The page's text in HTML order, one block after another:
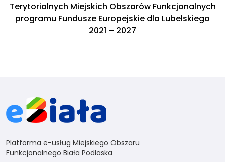
Terytorialnych Miejskich Obszarów Funkcjonalnych
programu Fundusze Europejskie dla Lubelskiego
2021 – 2027
Platforma e-usług Miejskiego Obszaru
Funkcjonalnego Biała Podlaska